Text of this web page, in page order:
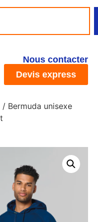
Nous contacter
Devis express
/ Bermuda unisexe